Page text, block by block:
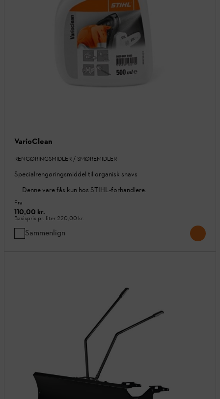
VarioClean
RENGØRINGSMIDLER / SMØREMIDLER
Specialrengøringsmiddel til organisk snavs
Denne vare fås kun hos STIHL-forhandlere.
Fra
110,00 kr.
Basispris pr. liter 220,00 kr.
Sammenlign